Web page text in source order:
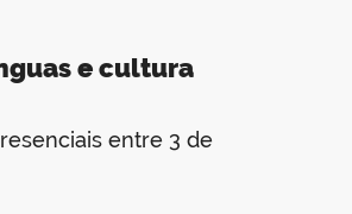
e cultura
entre 3 de